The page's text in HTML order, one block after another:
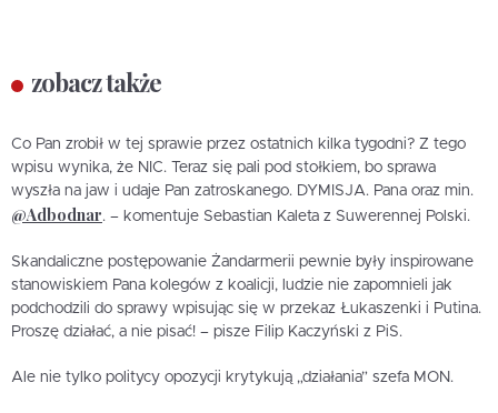
zobacz także
Co Pan zrobił w tej sprawie przez ostatnich kilka tygodni? Z tego
wpisu wynika, że NIC. Teraz się pali pod stołkiem, bo sprawa
wyszła na jaw i udaje Pan zatroskanego. DYMISJA. Pana oraz min.
@Adbodnar. – komentuje Sebastian Kaleta z Suwerennej Polski.
Skandaliczne postępowanie Żandarmerii pewnie były inspirowane
stanowiskiem Pana kolegów z koalicji, ludzie nie zapomnieli jak
podchodzili do sprawy wpisując się w przekaz Łukaszenki i Putina.
Proszę działać, a nie pisać! – pisze Filip Kaczyński z PiS.
Ale nie tylko politycy opozycji krytykują „działania” szefa MON.